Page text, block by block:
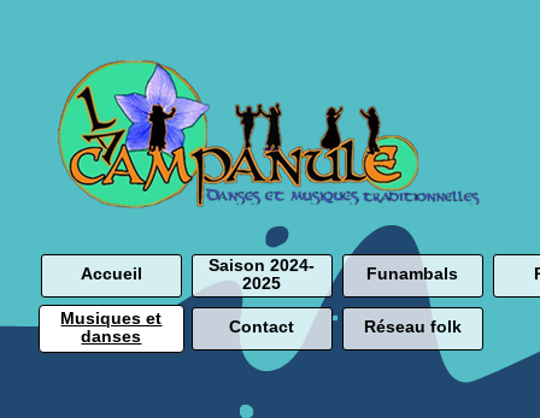
Accueil
Saison 2024-
2025
Funambals
Musiques et
danses
Contact Réseau folk